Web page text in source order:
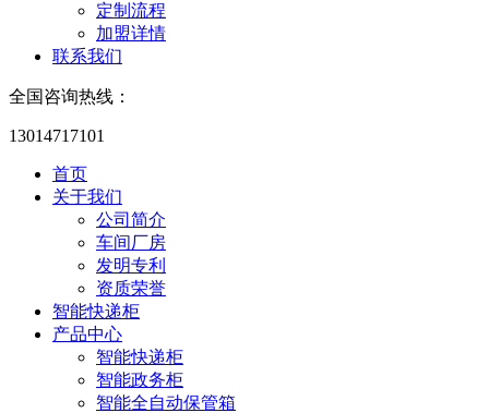
定制流程
加盟详情
联系我们
全国咨询热线：
13014717101
首页
关于我们
公司简介
车间厂房
发明专利
资质荣誉
智能快递柜
产品中心
智能快递柜
智能政务柜
智能全自动保管箱